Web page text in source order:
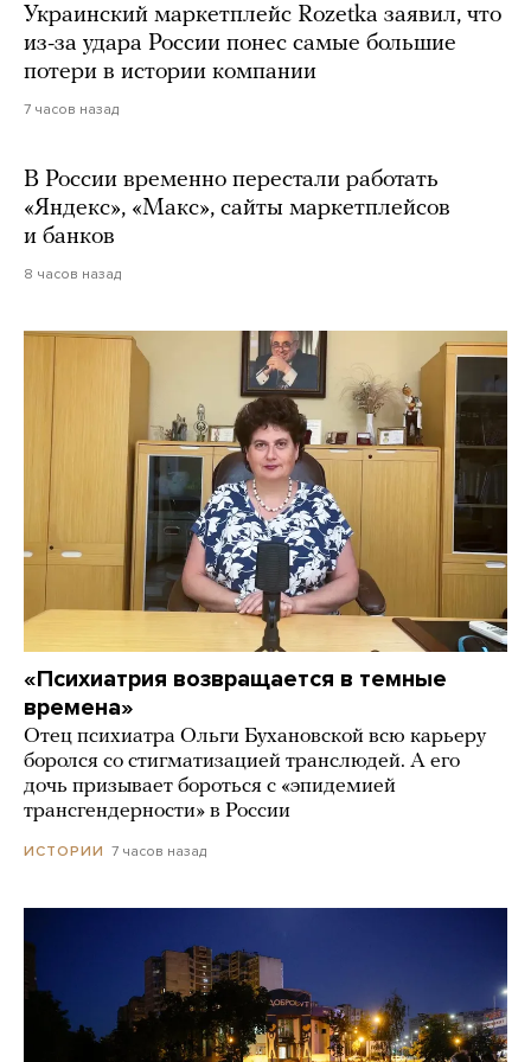
Украинский маркетплейс Rozetka заявил, что
из-за удара России понес самые большие
потери в истории компании
7 часов назад
В России временно перестали работать
«Яндекс», «Макс», сайты маркетплейсов
и банков
8 часов назад
«Психиатрия возвращается в темные
времена»
Отец психиатра Ольги Бухановской всю карьеру
боролся со стигматизацией транслюдей. А его
дочь призывает бороться с «эпидемией
трансгендерности» в России
ИСТОРИИ 7 часов назад